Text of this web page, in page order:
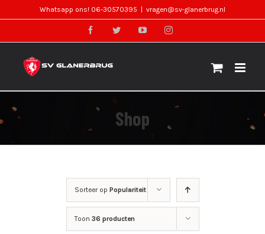
to
Whatsapp ons! 06-30570395 vragen@sv-glanerbrug.nl
facebooktwitter youtubeinstagram
Shop
Sorteer op Populariteit
Toon 36 producten